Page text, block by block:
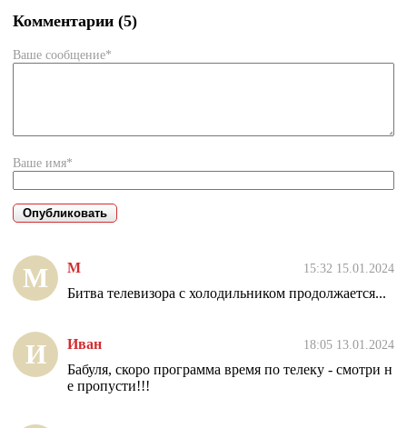
Комментарии (5)
Ваше сообщение*
Ваше имя*
М М 15:32 15.01.2024
Битва телевизора с холодильником продолжается...
И Иван 18:05 13.01.2024
Бабуля, скоро программа время по телеку - смотри н
е пропусти!!!